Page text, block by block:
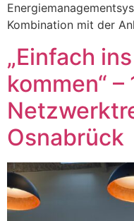
Kombination mit der
„Einfach
kommen“
Osnabrück